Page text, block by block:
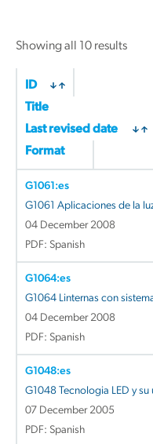
Showing all 10 results
ID
Title
Last revised date
Format
G1061:es
G1061 Aplicaciones de la
04 December 2008
PDF: Spanish
G1064:es
G1064 Linternas con
04 December 2008
PDF: Spanish
G1048:es
G1048 Tecnologia LED y
07 December 2005
PDF: Spanish